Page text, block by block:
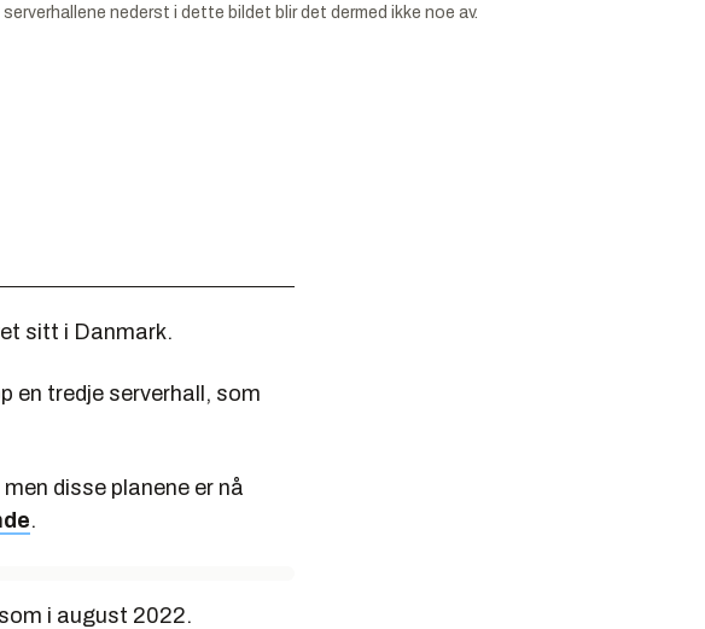
nederst i dette bildet blir det dermed ikke noe av.
sitt i Danmark.
en tredje serverhall, som
disse planene er nå
.
i august 2022.